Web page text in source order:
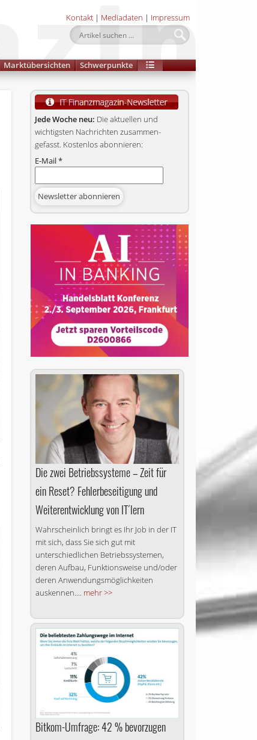
Kontakt | Mediadaten | Impressum
Marktübersichten Schwerpunkte
Jede Woche neu: Die aktuellen und
wichtigsten Nachrichten zusammen­
gefasst. Kostenlos abonnieren:
E-Mail*
Die zwei Betriebssysteme – Zeit für
ein Reset? Fehlerbeseitigung und
Weiterentwicklung von IT´lern
Wahrscheinlich bringt es Ihr Job in der IT
mit sich, dass Sie sich gut mit
unterschiedlichen Betriebssystemen,
deren Aufbau, Funktionsweise und/oder
deren Anwendungsmöglichkeiten
auskennen.... mehr >>
Bitkom-Umfrage: 42 % bevorzugen